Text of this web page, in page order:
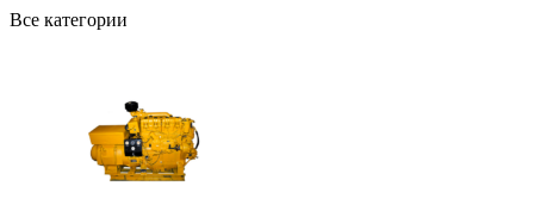
Все категории